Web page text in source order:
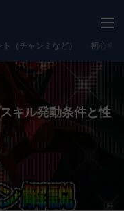
（チャンミなど） 初心者
キル発動条件と性